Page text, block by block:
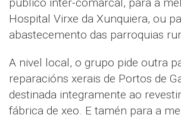
Hospital Virxe da Xunquiera, ou
abastecemento das parroquias
A nivel local, o grupo pide outra
reparacións xerais de Portos de
destinada integramente ao
fábrica de xeo. E tamén para a